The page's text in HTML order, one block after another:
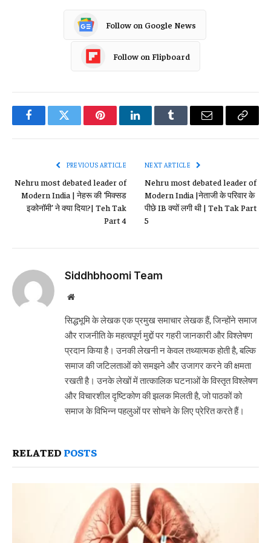
Follow on Google News
Follow on Flipboard
FacebookTwitter PinterestLinkedInTumblr Email
Copy
PREVIOUS ARTICLE
Nehru most debated leader of
Modern India | नेहरू की ‘मिक्सड
इकोनॉमी’ ने क्या दिया?| Teh Tak
Part 4
NEXT ARTICLE
Nehru most debated leader of
Modern India |नेताजी के परिवार के
पीछे IB क्यों लगी थी | Teh Tak Part
5
Siddhbhoomi Team
Website
सिद्धभूमि के लेखक एक प्रमुख समाचार लेखक हैं, जिन्होंने समाज
और राजनीति के महत्वपूर्ण मुद्दों पर गहरी जानकारी और विश्लेषण
प्रदान किया है। उनकी लेखनी न केवल तथ्यात्मक होती है, बल्कि
समाज की जटिलताओं को समझने और उजागर करने की क्षमता
रखती है। उनके लेखों में तात्कालिक घटनाओं के विस्तृत विश्लेषण
और विचारशील दृष्टिकोण की झलक मिलती है, जो पाठकों को
समाज के विभिन्न पहलुओं पर सोचने के लिए प्रेरित करते हैं।
RELATED POSTS